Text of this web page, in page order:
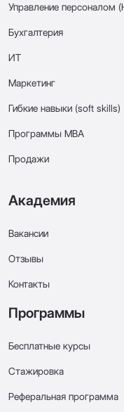
Управление персоналом
Бухгалтерия
ИТ
Маркетинг
Гибкие навыки (soft skills)
Программы МВА
Продажи
Академия
Вакансии
Отзывы
Контакты
Программы
Бесплатные курсы
Стажировка
Реферальная программа